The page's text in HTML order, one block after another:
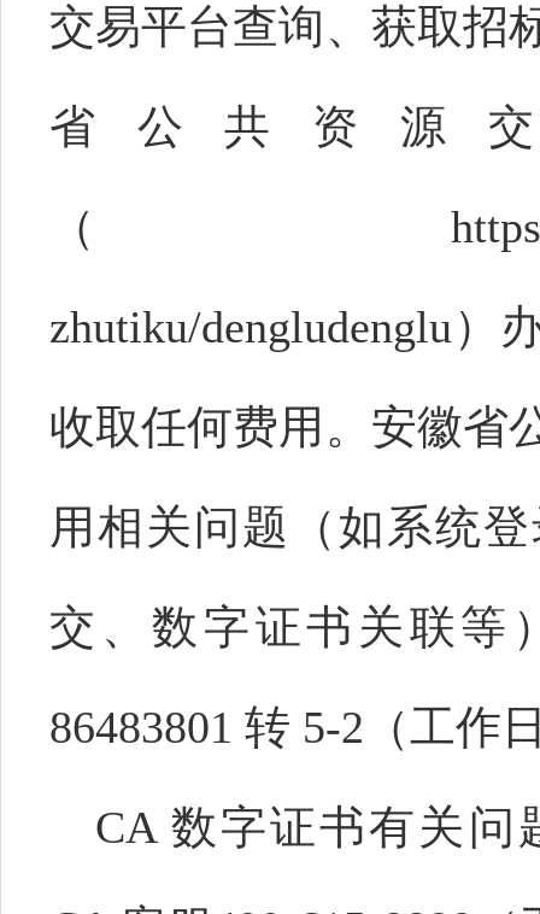
交易平台查询、获取招
省公共资源
（https://
zhutiku/dengludenglu
收取任何费用。安徽省
用相关问题（如系统
交、数字证书关联等
86483801 转 5-2（工作
CA 数字证书有关